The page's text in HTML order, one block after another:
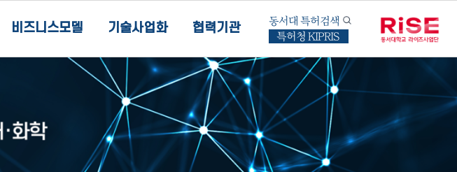
비즈니스모델 기술사업화 협력기관
동서대 특허검색
특허청 KIPRIS